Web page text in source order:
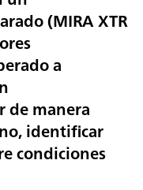
(MIRA XTR
a
de manera
identificar
condiciones